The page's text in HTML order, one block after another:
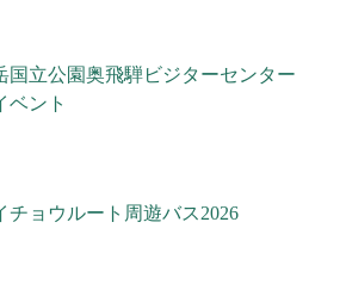
国立公園奥飛騨ビジターセンター
ベント
チョウルート周遊バス2026